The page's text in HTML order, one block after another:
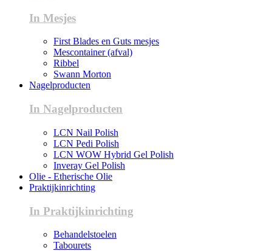
In Mesjes
First Blades en Guts mesjes
Mescontainer (afval)
Ribbel
Swann Morton
Nagelproducten
In Nagelproducten
LCN Nail Polish
LCN Pedi Polish
LCN WOW Hybrid Gel Polish
Inveray Gel Polish
Olie - Etherische Olie
Praktijkinrichting
In Praktijkinrichting
Behandelstoelen
Tabourets